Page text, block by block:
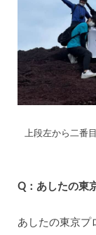
上段左から二番
Q：あしたの東
あしたの東京プ